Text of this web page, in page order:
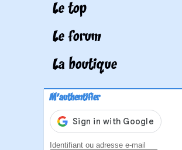
Le top
Le forum
La boutique
M'authentifier
Identifiant ou adresse e-mail